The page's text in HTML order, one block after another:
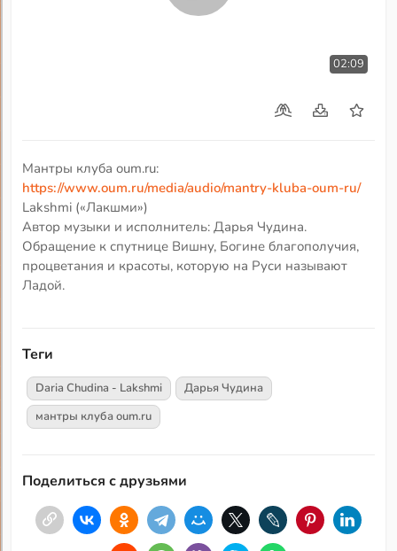
02:09
Мантры клуба oum.ru:
https://www.oum.ru/media/audio/mantry-kluba-oum-ru/
Lakshmi («Лакшми»)
Автор музыки и исполнитель: Дарья Чудина.
Обращение к спутнице Вишну, Богине благополучия,
процветания и красоты, которую на Руси называют
Ладой.
Теги
Daria Chudina - Lakshmi
Дарья Чудина
мантры клуба oum.ru
Поделиться с друзьями